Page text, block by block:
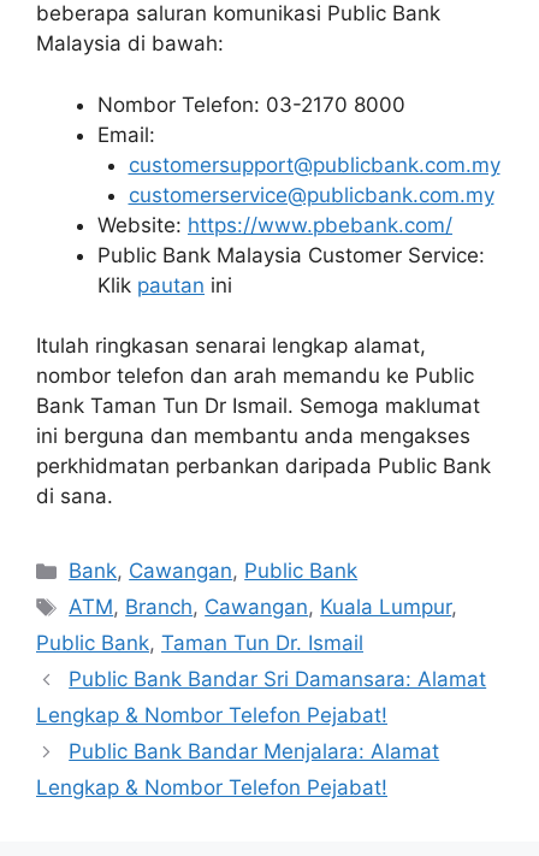
beberapa saluran komunikasi Public Bank
Malaysia di bawah:
Nombor Telefon: 03-2170 8000
Email:
customersupport@publicbank.com.my
customerservice@publicbank.com.my
Website: https://www.pbebank.com/
Public Bank Malaysia Customer Service:
Klik pautan ini
Itulah ringkasan senarai lengkap alamat,
nombor telefon dan arah memandu ke Public
Bank Taman Tun Dr Ismail. Semoga maklumat
ini berguna dan membantu anda mengakses
perkhidmatan perbankan daripada Public Bank
di sana.
Categories
Bank, Cawangan, Public Bank
Tags
ATM, Branch, Cawangan, Kuala Lumpur,
Public Bank, Taman Tun Dr. Ismail
Public Bank Bandar Sri Damansara: Alamat
Lengkap & Nombor Telefon Pejabat!
Public Bank Bandar Menjalara: Alamat
Lengkap & Nombor Telefon Pejabat!